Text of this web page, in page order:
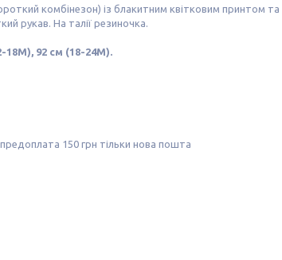
комбінезон) із блакитним квітковим принтом та
рукав. На талії резиночка.
18М), 92 см (18-24М).
150 грн тільки нова пошта